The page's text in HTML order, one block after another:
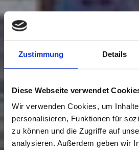
Zustimmung Details
Diese Webseite verwendet
Wir verwenden Cookies, um
personalisieren, Funktionen für
zu können und die Zugriffe auf
analysieren. Außerdem geben wir